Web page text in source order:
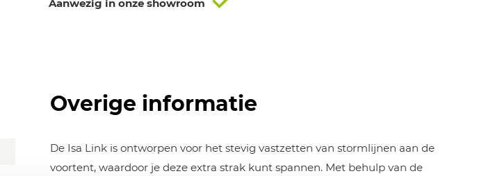
Aanwezig in onze showroom
Overige informatie
De Isa Link is ontworpen voor het stevig vastzetten van stormlijnen aan de
voortent, waardoor je deze extra strak kunt spannen. Met behulp van de